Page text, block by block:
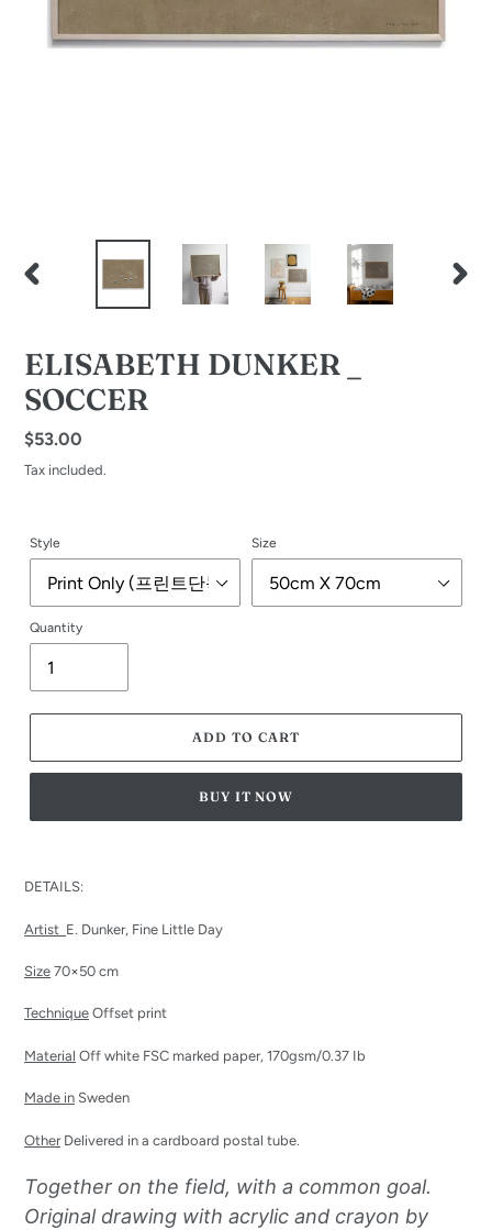
ELISABETH DUNKER _
SOCCER
Regular
price
$53.00
Tax included.
Style Size
Quantity
ADD TO CART
BUY IT NOW
to
cart
DETAILS:
Artist E. Dunker, Fine Little Day
Size 70×50 cm
Technique Offset print
Material Off white FSC marked paper, 170gsm/0.37 Ib
Made in Sweden
Other Delivered in a cardboard postal tube.
Together on the field, with a common goal.
Original drawing with acrylic and crayon by